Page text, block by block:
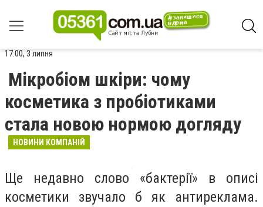
17:00, 3 липня
Мікробіом шкіри: чому
косметика з пробіотиками
стала новою нормою догляду
НОВИНИ КОМПАНІЙ
Ще недавно слово «бактерії» в описі
косметики звучало б як антиреклама.